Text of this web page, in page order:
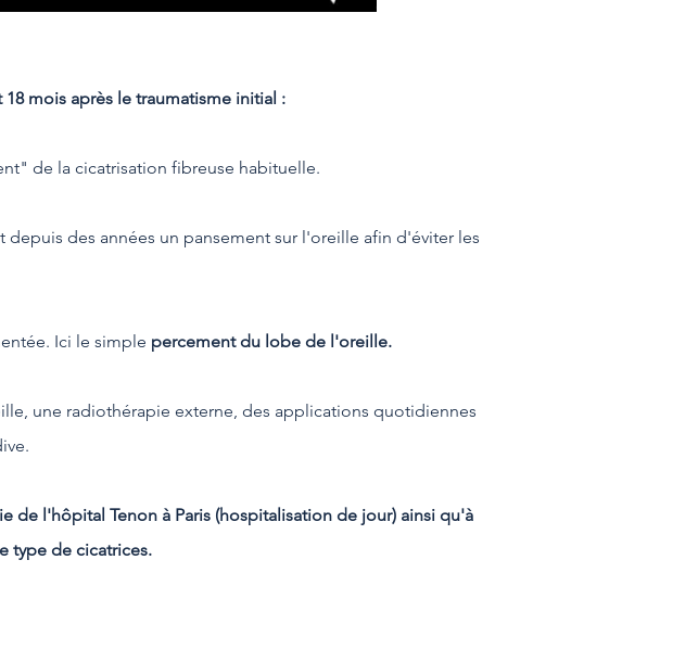
mois après le traumatisme initial :
de la cicatrisation fibreuse habituelle.
des années un pansement sur l'oreille afin d'éviter les
Ici le simple percement du lobe de l'oreille.
une radiothérapie externe, des applications quotidiennes
de l'hôpital Tenon à Paris (hospitalisation de jour) ainsi qu'à
type de cicatrices.